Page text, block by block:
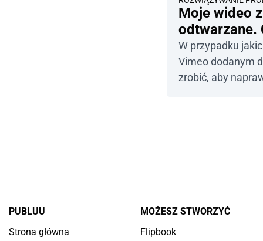
Moje wideo
odtwarzane.
W przypadku
Vimeo dodanym
zrobić, aby
PUBLUU
Strona główna
MOŻESZ STWORZYĆ
Flipbook